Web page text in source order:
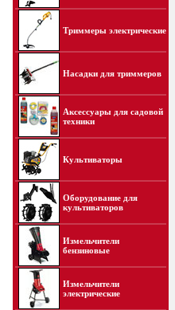
Триммеры электрические
Насадки для триммеров
Аксессуары для садовой
техники
Культиваторы
Оборудование для
культиваторов
Измельчители
бензиновые
Измельчители
электрические